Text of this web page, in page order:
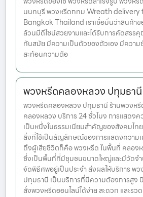
นนทบุรี พวงหรีดกทม Wreath delivery
Bangkok Thailand เราเชื่อมั่นว่าสินค้าข
ล้วนมีดีไซน์สวยงามและได้รับการคัดสรร
ทันสมัย มีความเป็นตัวของตัวเอง มีความ
สะท้อนความต้อ
พวงหรีดคลองหลวง ปทุมธา
พวงหรีดคลองหลวง ปทุมธานี ร้านพวงห
คลองหลวง บริการ 24 ชั่วโมง การแสดง
เป็นหนึ่งในธรรมเนียมสำคัญของสังคมไท
สิ่งที่ใช้เป็นสัญลักษณ์ของการแสดงความเ
ถึงผู้เสียชีวิตก็คือ พวงหรีด ในพื้นที่ คลอง
ซึ่งเป็นพื้นที่ที่มีชุมชนขนาดใหญ่และมีวัดจำ
จัดพิธีศพอยู่เป็นประจำ ส่งผลให้บริการ พ
ปทุมธานี เป็นบริการที่มีความต้องการสูง
สั่งพวงหรีดออนไลน์ได้ง่าย สะดวก และรวด